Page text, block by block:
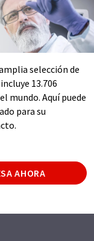
selección de
13.706
mundo. Aquí puede
para su
AHORA